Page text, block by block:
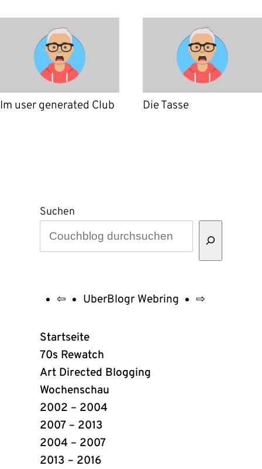
Im user generated Club Die Tasse
Suchen
UberBlogr
Webring
Links
⇦ UberBlogr Webring ⇨
Startseite
70s Rewatch
Art Directed Blogging
Wochenschau
2002 – 2004
2007 – 2013
2004 – 2007
2013 – 2016